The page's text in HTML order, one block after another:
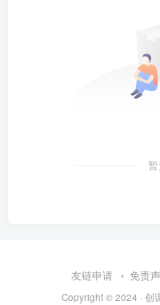
友链申请 免责
Copyright © 2024 · 创